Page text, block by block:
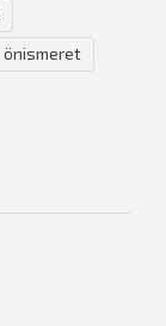
önismeret